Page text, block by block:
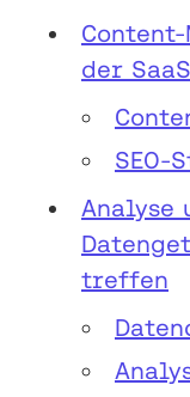
der
SEO-
Analyse
treffen